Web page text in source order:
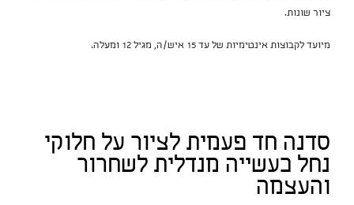
ציור שונות.
מיועד לקבוצות אינטימיות של עד 15 איש/ה, מגיל 12 ומעלה.
סדנה חד פעמית לציור על חלוקי
נחל כעשייה מנדלית לשחרור
והעצמה